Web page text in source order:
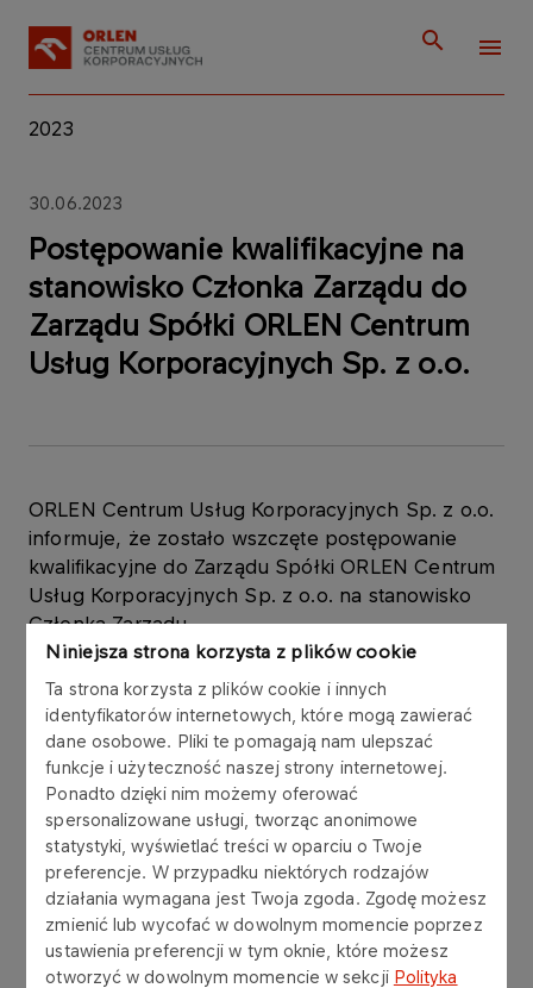
Niniejsza strona korzysta z plików cookie
Ta strona korzysta z plików cookie i innych
identyfikatorów internetowych, które mogą zawierać
dane osobowe. Pliki te pomagają nam ulepszać
funkcje i użyteczność naszej strony internetowej.
Ponadto dzięki nim możemy oferować
spersonalizowane usługi, tworząc anonimowe
statystyki, wyświetlać treści w oparciu o Twoje
preferencje. W przypadku niektórych rodzajów
działania wymagana jest Twoja zgoda. Zgodę możesz
zmienić lub wycofać w dowolnym momencie poprzez
ustawienia preferencji w tym oknie, które możesz
otworzyć w dowolnym momencie w sekcji Polityka
2023
30.06.2023
Postępowanie kwalifikacyjne na
stanowisko Członka Zarządu do
Zarządu Spółki ORLEN Centrum
Usług Korporacyjnych Sp. z o.o.
ORLEN Centrum Usług Korporacyjnych Sp. z o.o.
informuje, że zostało wszczęte postępowanie
kwalifikacyjne do Zarządu Spółki ORLEN Centrum
Usług Korporacyjnych Sp. z o.o. na stanowisko
Członka Zarządu.
Treść ogłoszenia oraz link do aplikowania znajduje
się poniżej:
CZŁONEK ZARZĄDU ORLEN Centrum Usług
Korporacyjnych Sp. z o.o., ORLEN S.A.., Płock
(erecruiter.pl)
Termin aplikowania mija03.07.2023 r. o godz. 9:00.